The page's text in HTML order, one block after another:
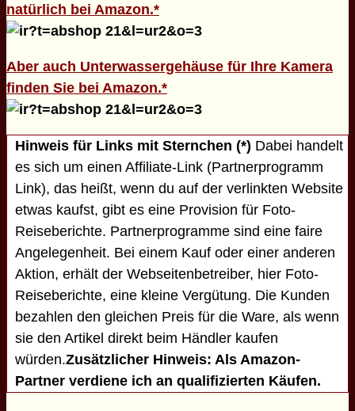
natürlich bei Amazon.*
Aber auch Unterwassergehäuse für Ihre Kamera
finden Sie bei Amazon.*
Hinweis für Links mit Sternchen (*) Dabei handelt
es sich um einen Affiliate-Link (Partnerprogramm
Link), das heißt, wenn du auf der verlinkten Website
etwas kaufst, gibt es eine Provision für Foto-
Reiseberichte. Partnerprogramme sind eine faire
Angelegenheit. Bei einem Kauf oder einer anderen
Aktion, erhält der Webseitenbetreiber, hier Foto-
Reiseberichte, eine kleine Vergütung. Die Kunden
bezahlen den gleichen Preis für die Ware, als wenn
sie den Artikel direkt beim Händler kaufen
würden.Zusätzlicher Hinweis: Als Amazon-
Partner verdiene ich an qualifizierten Käufen.